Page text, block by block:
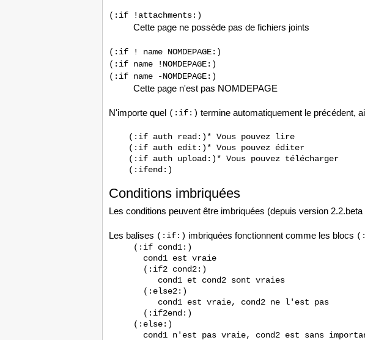
(:if !attachments:)
Cette page ne possède pas de fichiers joints
Cette page n'est pas NOMDEPAGE
N'importe quel (:if:) termine automatiquement le précédent,
    (:if auth read:)* Vous pouvez lire
    (:if auth edit:)* Vous pouvez éditer
    (:if auth upload:)* Vous pouvez télécharger
Conditions imbriquées
Les conditions peuvent être imbriquées (depuis version 2.2.beta
Les balises (:if:) imbriquées fonctionnent comme les blocs
(:if cond1:)
  cond1 est vraie
  (:if2 cond2:)
     cond1 et cond2 sont vraies
  (:else2:)
     cond1 est vraie, cond2 ne l'est pas
  (:if2end:)
(:else:)
cond1 n'est pas vraie, cond2 est sans